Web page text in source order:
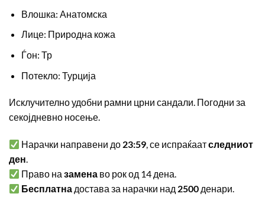
Влошка: Анатомска
Лице: Природна кожа
Ѓон: Тр
Потекло: Турција
Исклучително удобни рамни црни сандали. Погодни за
секојдневно носење.
Нарачки направени до 23:59, се испраќаатследниот
ден.
Право назамена во рок од 14 дена.
Бесплатна достава за нарачки над 2500 денари.